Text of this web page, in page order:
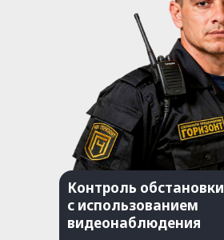
Контроль обстановки
с использованием
видеонаблюдения